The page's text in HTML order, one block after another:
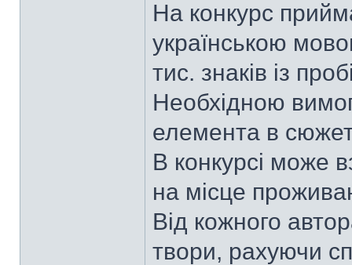
На конкурс
українською
тис. знаків із
Необхідною
елемента в
В конкурсі може
на місце
Від кожного
твори, рахуючи